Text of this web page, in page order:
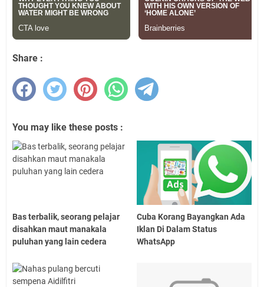
Share :
You may like these posts :
Bas terbalik, seorang pelajar
disahkan maut manakala
puluhan yang lain cedera
Cuba Korang Bayangkan Ada
Iklan Di Dalam Status
WhatsApp